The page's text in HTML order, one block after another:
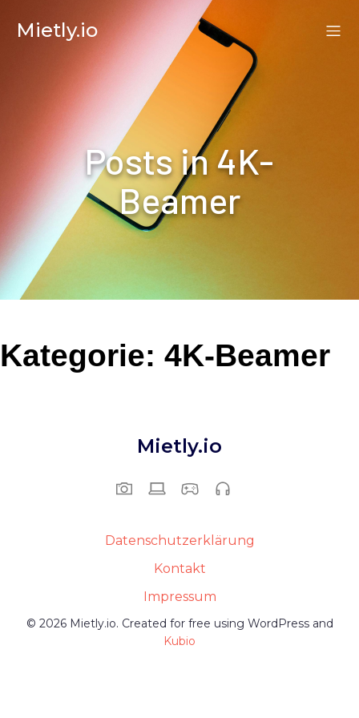
Mietly.io
Posts in 4K-
Beamer
Kategorie: 4K-Beamer
Mietly.io
Datenschutzerklärung
Kontakt
Impressum
© 2026 Mietly.io. Created for free using WordPress and
Kubio